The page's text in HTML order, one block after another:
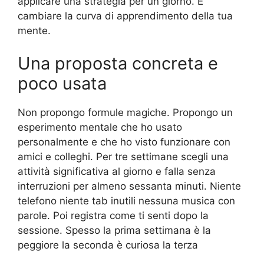
cambiare la curva di apprendimento della tua
mente.
Una proposta concreta e
poco usata
Non propongo formule magiche. Propongo un
esperimento mentale che ho usato
personalmente e che ho visto funzionare con
amici e colleghi. Per tre settimane scegli una
attività significativa al giorno e falla senza
interruzioni per almeno sessanta minuti. Niente
telefono niente tab inutili nessuna musica con
parole. Poi registra come ti senti dopo la
sessione. Spesso la prima settimana è la
peggiore la seconda è curiosa la terza